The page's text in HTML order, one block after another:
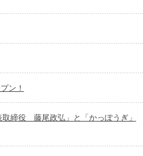
ン！
締役 藤尾政弘」と「かっぽうぎ」